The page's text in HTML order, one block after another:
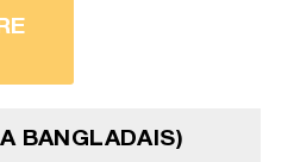
BANGLADAIS)